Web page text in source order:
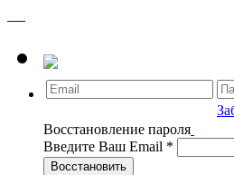
Восстановление пароля
Введите Ваш Email *